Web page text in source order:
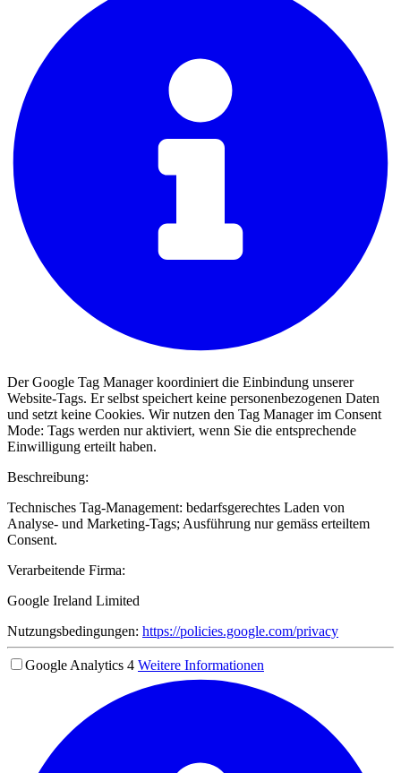
Der Google Tag Manager koordiniert die Einbindung unserer
Website-Tags. Er selbst speichert keine personenbezogenen Daten
und setzt keine Cookies. Wir nutzen den Tag Manager im Consent
Mode: Tags werden nur aktiviert, wenn Sie die entsprechende
Einwilligung erteilt haben.
Beschreibung:
Technisches Tag-Management: bedarfsgerechtes Laden von
Analyse- und Marketing-Tags; Ausführung nur gemäss erteiltem
Consent.
Verarbeitende Firma:
Google Ireland Limited
Nutzungsbedingungen: https://policies.google.com/privacy
Google Analytics 4 Weitere Informationen